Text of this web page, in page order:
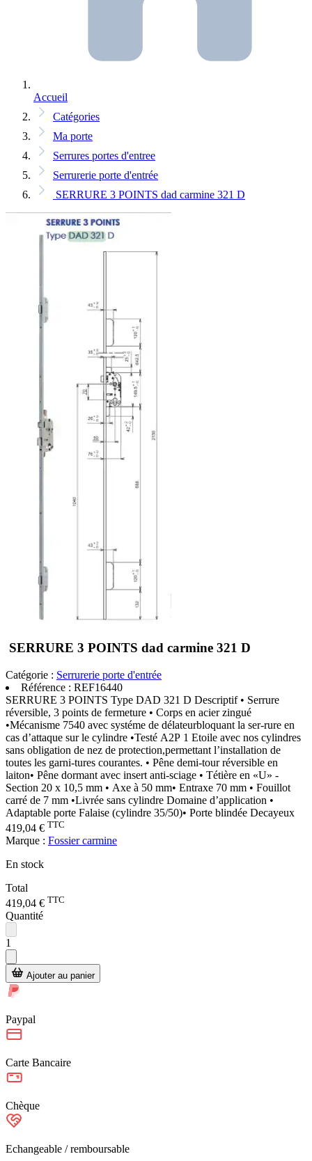
Accueil
Catégories
Ma porte
Serrures portes d'entree
Serrurerie porte d'entrée
SERRURE 3 POINTS dad carmine 321 D
SERRURE 3 POINTS dad carmine 321 D
Catégorie : Serrurerie porte d'entrée
Référence : REF16440
SERRURE 3 POINTS Type DAD 321 D Descriptif • Serrure
réversible, 3 points de fermeture • Corps en acier zingué
•Mécanisme 7540 avec systéme de délateurbloquant la ser-rure en
cas d’attaque sur le cylindre •Testé A2P 1 Etoile avec nos cylindres
sans obligation de nez de protection,permettant l’installation de
toutes les garni-tures courantes. • Pêne demi-tour réversible en
laiton• Pêne dormant avec insert anti-sciage • Tétière en «U» -
Section 20 x 10,5 mm • Axe à 50 mm• Entraxe 70 mm • Fouillot
carré de 7 mm •Livrée sans cylindre Domaine d’application •
Adaptable porte Falaise (cylindre 35/50)• Porte blindée Decayeux
419,04 € TTC
Marque : Fossier carmine
En stock
Total
419,04 € TTC
Quantité
1
Ajouter au panier
Paypal
Carte Bancaire
Chèque
Echangeable / remboursable